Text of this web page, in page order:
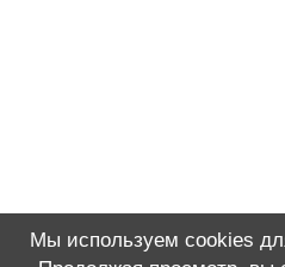
Мы используем cookies